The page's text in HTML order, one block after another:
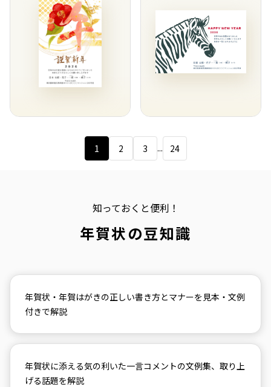
1 2 3 ... 24
知っておくと便利！
年賀状の豆知識
年賀状・年賀はがきの正しい書き方とマナーを見本・文例
付きで解説
年賀状に添える気の利いた一言コメントの文例集、取り上
げる話題を解説